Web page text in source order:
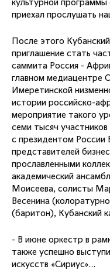
культурной
приехал прослушать
После этого
приглашение стать
саммита Россия -
главном медиацентре
Имеретинской
истории российско-
мероприятие такого
семи тысяч
с президентом
представителей
прославленными
академический
Моисеева, солисты
Весенина
(баритон), Кубанский
- В июне оркестр в
также успешно
искусств «Сириус»…